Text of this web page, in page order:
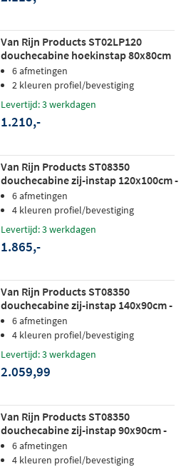
Van Rijn Products ST02LP120
douchecabine hoekinstap 80x80cm
zwart
6 afmetingen
2 kleuren profiel/bevestiging
Levertijd: 3 werkdagen
1.210,-
Van Rijn Products ST08350
douchecabine zij-instap 120x100cm -
helder glas - zwart
6 afmetingen
4 kleuren profiel/bevestiging
Levertijd: 3 werkdagen
1.865,-
Van Rijn Products ST08350
douchecabine zij-instap 140x90cm -
grijs rookglas - zwart
6 afmetingen
4 kleuren profiel/bevestiging
Levertijd: 3 werkdagen
2.059,99
Van Rijn Products ST08350
douchecabine zij-instap 90x90cm -
grijs rookglas - zwart
6 afmetingen
4 kleuren profiel/bevestiging